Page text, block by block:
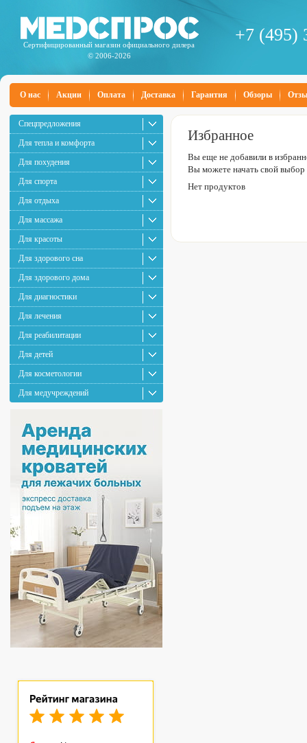
Сертифицированный магазин официального дилера
© 2006-2026
+7 (495)
О нас Акции Оплата Доставка Гарантия Обзоры
Спецпредложения
Для тепла и комфорта
Для похудения
Для спорта
Для отдыха
Для массажа
Для красоты
Для здорового сна
Для здорового дома
Для диагностики
Для лечения
Для реабилитации
Для детей
Для косметологии
Для медучреждений
Избранное
Вы еще не добавили в
Вы можете начать свой
Нет продуктов